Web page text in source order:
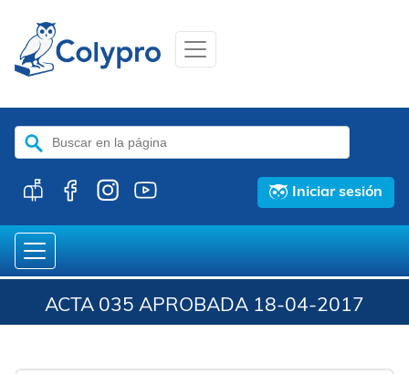
Buscar:
Iniciar sesión
ACTA 035 APROBADA 18-04-2017